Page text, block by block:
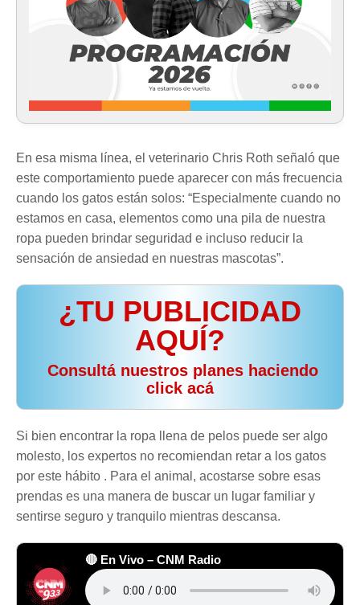
En esa misma línea, el veterinario Chris Roth señaló que
este comportamiento puede aparecer con más frecuencia
cuando los gatos están solos: “Especialmente cuando no
estamos en casa, elementos como una pila de nuestra
ropa pueden brindar seguridad e incluso reducir la
sensación de ansiedad en nuestras mascotas”.
¿TU PUBLICIDAD
AQUÍ?
️ Consultá nuestros planes haciendo
click acá
Si bien encontrar la ropa llena de pelos puede ser algo
molesto, los expertos no recomiendan retar a los gatos
por este hábito . Para el animal, acostarse sobre esas
prendas es una manera de buscar un lugar familiar y
sentirse seguro y tranquilo mientras descansa.
🔴 En Vivo – CNM Radio